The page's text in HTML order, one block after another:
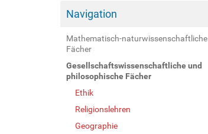
Navigation
Mathematisch-naturwissenschaftliche
Fächer
Gesellschaftswissenschaftliche und
philosophische Fächer
Ethik
Religionslehren
Geographie